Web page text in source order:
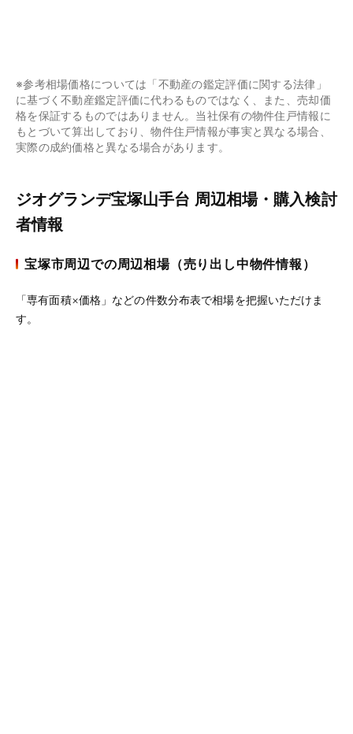
※参考相場価格については「不動産の鑑定評価に関する法律」
に基づく不動産鑑定評価に代わるものではなく、また、売却価
格を保証するものではありません。当社保有の物件住戸情報に
もとづいて算出しており、物件住戸情報が事実と異なる場合、
実際の成約価格と異なる場合があります。
ジオグランデ宝塚山手台 周辺相場・購入検討
者情報
宝塚市周辺での周辺相場（売り出し中物件情報）
「専有面積×価格」などの件数分布表で相場を把握いただけま
す。